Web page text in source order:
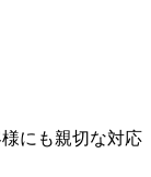
にも親切な対応